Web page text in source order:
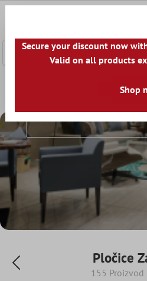
Pločice
Pločice
155
Secure your discount now
Valid on all products
Shop